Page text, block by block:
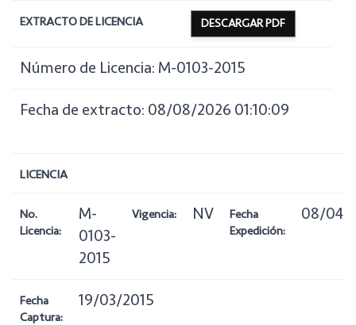
EXTRACTO DE LICENCIA DESCARGAR PDF
Número de Licencia: M-0103-2015
Fecha de extracto: 08/08/2026 01:10:09
LICENCIA
No.
Licencia:
M-
0103-
2015
Vigencia: NV
Fecha
Expedición:
08/04/
Fecha
Captura:
19/03/2015